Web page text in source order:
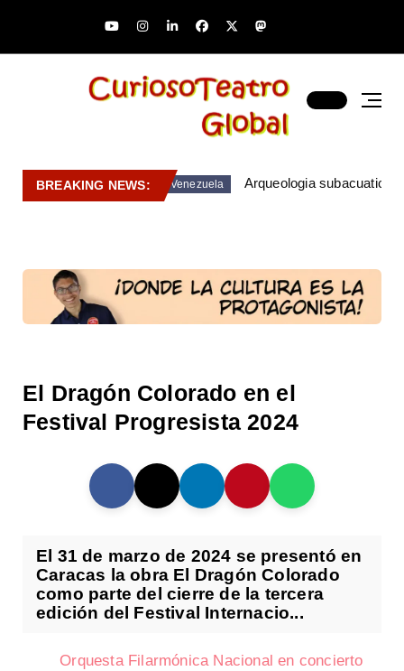
BREAKING NEWS: Venezuela Arqueologia subacuatica
El Dragón Colorado en el
Festival Progresista 2024
El 31 de marzo de 2024 se presentó en
Caracas la obra El Dragón Colorado
como parte del cierre de la tercera
edición del Festival Internacio...
Orquesta Filarmónica Nacional en concierto